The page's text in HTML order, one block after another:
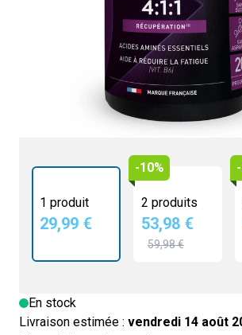
3,6g de BCAA pour 4 comprimés
Ratio 4:1:1 enrichi en L-leucine
Sans sucre, sans aspartame
Norme antidopage AFNOR
1 produit
29,99 €
-10%
2 produits
53,98 €
59,98 €
En stock
Livraison estimée : vendredi 14 août